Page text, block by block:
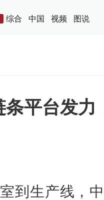
综合 中国 视频 图说
条平台发力
到生产线，